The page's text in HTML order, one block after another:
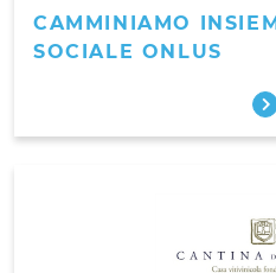
CAMMINIAMO
SOCIALE ONLUS